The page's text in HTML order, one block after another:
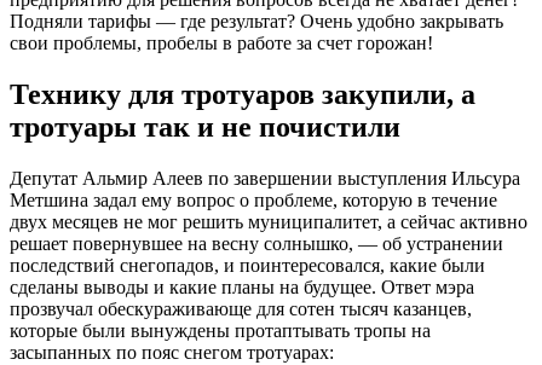
Подняли тарифы — где результат? Очень удобно закрывать
свои проблемы, пробелы в работе за счет горожан!
Технику для тротуаров закупили, а
тротуары так и не почистили
Депутат Альмир Алеев по завершении выступления Ильсура
Метшина задал ему вопрос о проблеме, которую в течение
двух месяцев не мог решить муниципалитет, а сейчас активно
решает повернувшее на весну солнышко, — об устранении
последствий снегопадов, и поинтересовался, какие были
сделаны выводы и какие планы на будущее. Ответ мэра
прозвучал обескураживающе для сотен тысяч казанцев,
которые были вынуждены протаптывать тропы на
засыпанных по пояс снегом тротуарах: